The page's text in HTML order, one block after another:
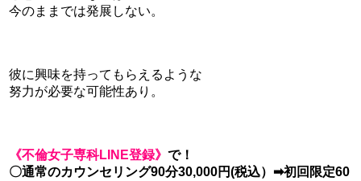
今のままでは発展しない。
彼に興味を持ってもらえるような
努力が必要な可能性あり。
《不倫女子専科LIN E登録》で！
〇通常のカウンセリング90分30,000円(税込）➡初回限定60